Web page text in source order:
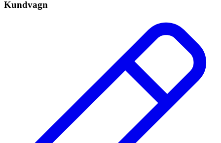
Kundvagn